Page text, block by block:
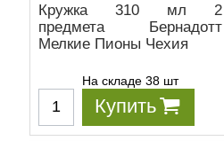
Кружка 310 мл 2
предмета Бернадотт
Мелкие Пионы Чехия
На складе 38 шт
Купить